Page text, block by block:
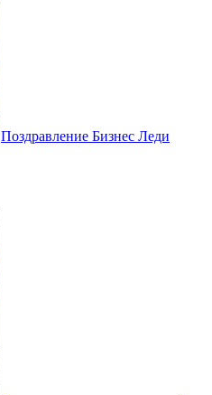
Поздравление Бизнес Леди